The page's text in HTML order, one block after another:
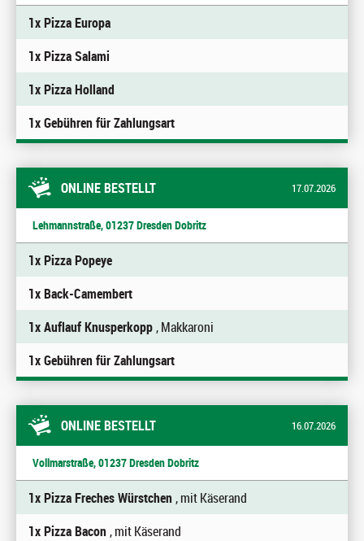
1x Pizza Europa
1x Pizza Salami
1x Pizza Holland
1x Gebühren für Zahlungsart
ONLINE BESTELLT 17.07.2026
Lehmannstraße, 01237 Dresden Dobritz
1x Pizza Popeye
1x Back-Camembert
1x Auflauf Knusperkopp, Makkaroni
1x Gebühren für Zahlungsart
ONLINE BESTELLT 16.07.2026
Vollmarstraße, 01237 Dresden Dobritz
1x Pizza Freches Würstchen, mit Käserand
1x Pizza Bacon, mit Käserand